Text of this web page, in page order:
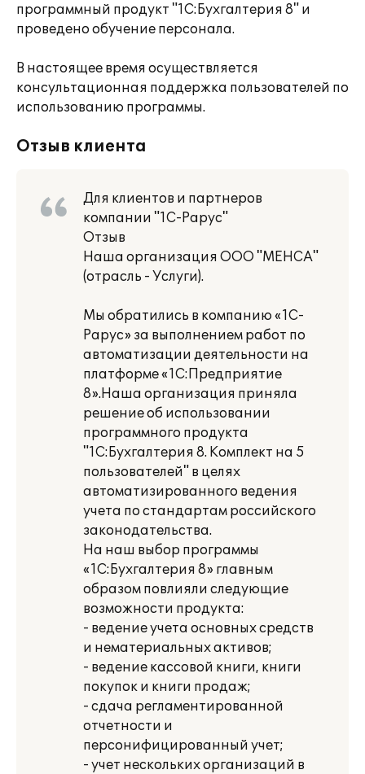
программный продукт "1С:Бухгалтерия 8" и
проведено обучение персонала.
В настоящее время осуществляется
консультационная поддержка пользователей по
использованию программы.
Отзыв клиента
Для клиентов и партнеров
компании "1С-Рарус"
Отзыв
Наша организация ООО "МЕНСА"
(отрасль - Услуги).
Мы обратились в компанию «1С-
Рарус» за выполнением работ по
автоматизации деятельности на
платформе «1С:Предприятие
8».Наша организация приняла
решение об использовании
программного продукта
"1С:Бухгалтерия 8. Комплект на 5
пользователей" в целях
автоматизированного ведения
учета по стандартам российского
законодательства.
На наш выбор программы
«1С:Бухгалтерия 8» главным
образом повлияли следующие
возможности продукта:
- ведение учета основных средств
и нематериальных активов;
- ведение кассовой книги, книги
покупок и книги продаж;
- сдача регламентированной
отчетности и
персонифицированный учет;
- учет нескольких организаций в